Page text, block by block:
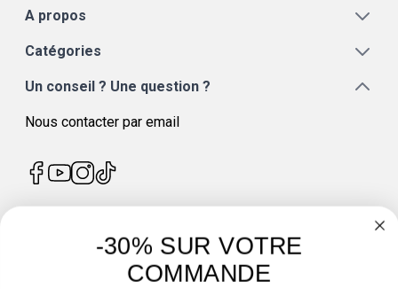
A propos
Catégories
Un conseil ? Une question ?
Nous contacter par email
4.7/5
-30% SUR VOTRE
COMMANDE